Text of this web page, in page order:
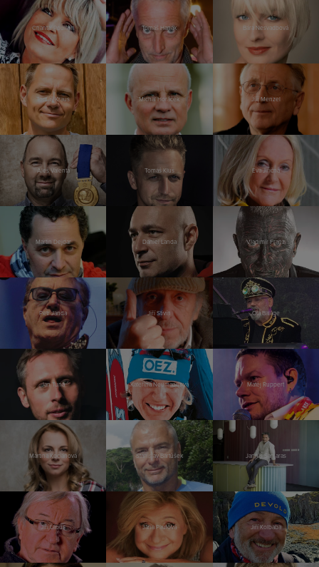
Chantal Poullain Tomáš Hanák Bára Nesvadbová
Tomáš Kraus Michal Horáček Jiří Menzel
Aleš Valenta Tomáš Klus Eva Jiřičná
Martin Dejdar Daniel Landa Vladimír Franz
Petr Janda Jiří Stivín Ota Balage
Jan Tuna Kateřina Neumannová Matěj Ruppert
Martina Kociánová Stanislav Bartůšek Jannis Samaras
Jiří Lábus Jana Paulová Jiří Kolbaba